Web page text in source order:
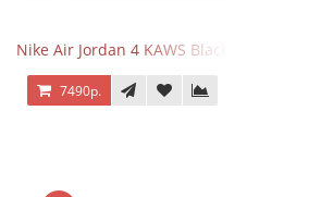
Nike Air Jordan 4 KAWS Black
7490р.